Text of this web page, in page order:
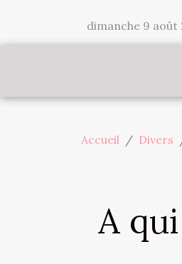
dimanche 9 août
Accueil Divers
A